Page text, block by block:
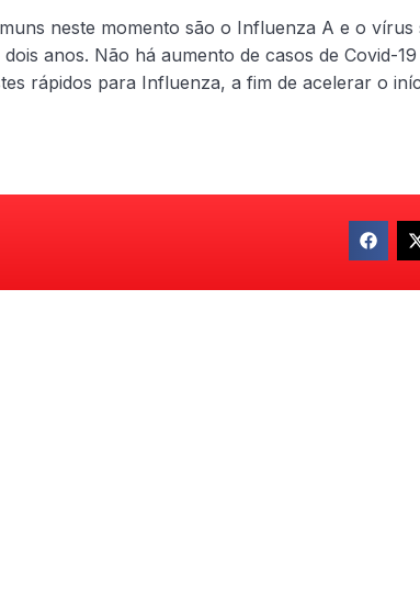
neste momento são o Influenza A e o
anos. Não há aumento de casos de Covid-
rápidos para Influenza, a fim de acelerar o